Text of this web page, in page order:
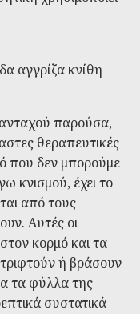
αγγρίζα κνίθη
παρούσα,
θεραπευτικές
που δεν μπορούμε
κνισμού, έχει το
από τους
Αυτές οι
κορμό και τα
ή βράσουν
τα φύλλα της
συστατικά